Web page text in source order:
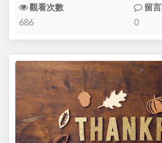
觀看次數
686
留
0